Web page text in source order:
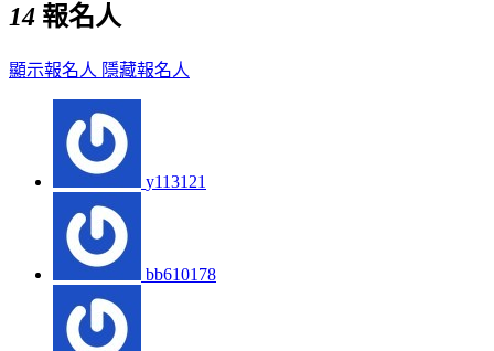
14 報名人
顯示報名人 隱藏報名人
y113121
bb610178